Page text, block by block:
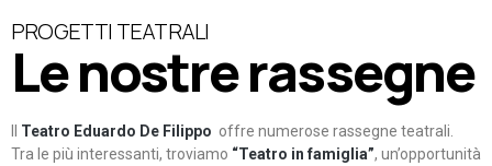
PROGETTI TEATRALI
Le nostre rassegne
Teatro Eduardo De Filippo offre numerose rassegne teatrali.
Tra le più interessanti, troviamo “Teatro in famiglia”, un’opportunità